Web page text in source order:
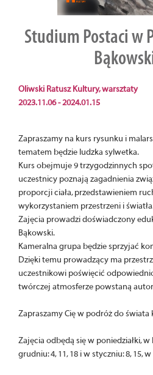
Studium Postaci w
Oliwski Ratusz Kultury, warsztaty
2023.11.06 - 2024.01.15
Zapraszamy na kurs rysunku i
tematem będzie ludzka sylwetka.
Kurs obejmuje 9 trzygodzinnych
uczestnicy poznają zagadnienia
proporcji ciała, przedstawieniem
wykorzystaniem przestrzeni i
Zajęcia prowadzi doświadczony
Bąkowski.
Kameralna grupa będzie sprzyjać
Dzięki temu prowadzący ma
uczestnikowi poświęcić
twórczej atmosferze powstaną
Zapraszamy Cię w podróż do
Zajęcia odbędą się w poniedziałki, w
grudniu: 4, 11, 18 i w styczniu: 8, 15,